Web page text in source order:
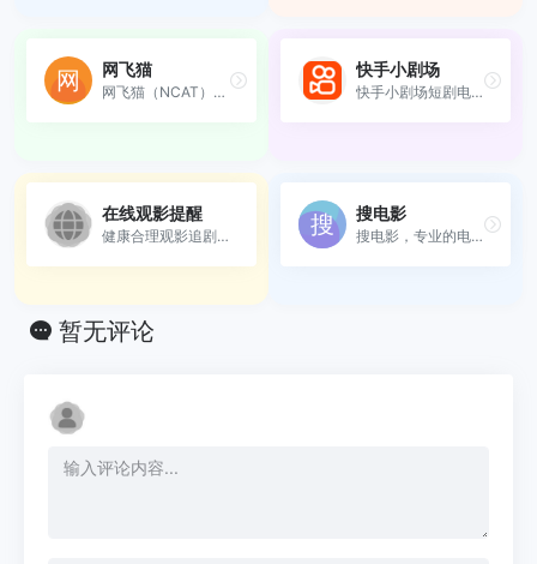
网飞猫
网飞猫（NCAT）是一款主打免...
快手小剧场
快手小剧场短剧电脑版在线观看
在线观影提醒
健康合理观影追剧，谨慎使用...
搜电影
搜电影，专业的电影搜索引擎...
暂无评论